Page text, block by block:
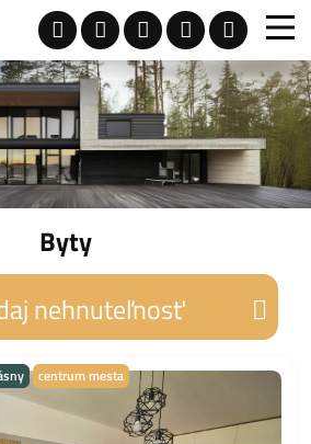
Byty
nehnuteľnosť
centrum mesta